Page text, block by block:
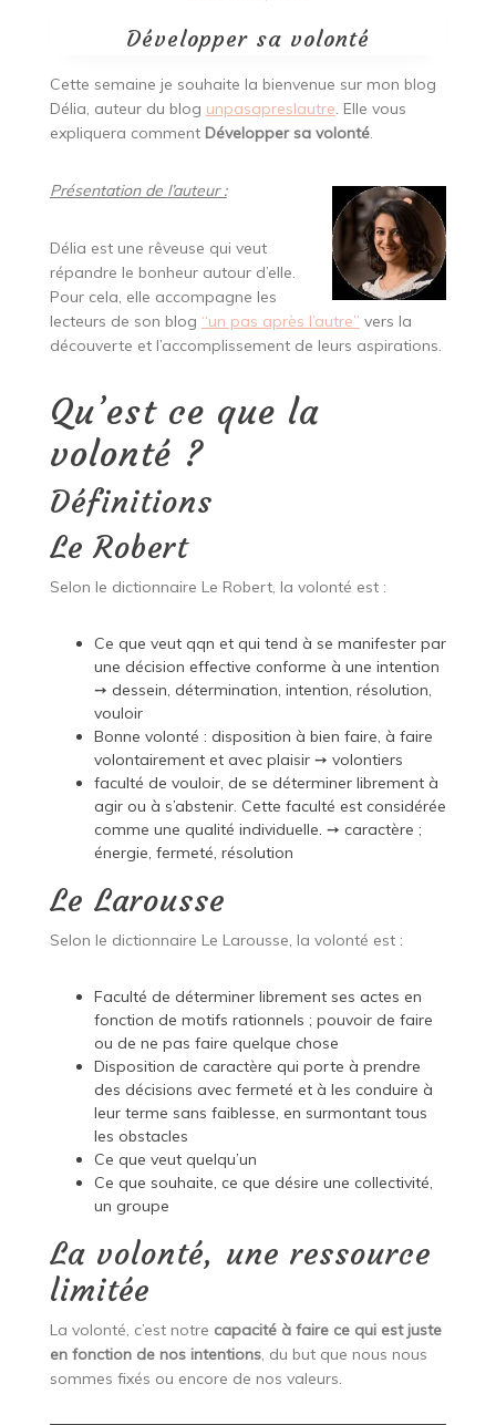
Développer sa volonté
Cette semaine je souhaite la bienvenue sur mon blog
Délia, auteur du blog unpasapreslautre. Elle vous
expliquera comment Développer sa volonté.
Présentation de l’auteur :
Délia est une rêveuse qui veut
répandre le bonheur autour d’elle.
Pour cela, elle accompagne les
lecteurs de son blog “un pas après l’autre” vers la
découverte et l’accomplissement de leurs aspirations.
Qu’est ce que la
volonté ?
Définitions
Le Robert
Selon le dictionnaire Le Robert, la volonté est :
Ce que veut qqn et qui tend à se manifester par
une décision effective conforme à une intention
➙ dessein, détermination, intention, résolution,
vouloir
Bonne volonté : disposition à bien faire, à faire
volontairement et avec plaisir ➙ volontiers
faculté de vouloir, de se déterminer librement à
agir ou à s’abstenir. Cette faculté est considérée
comme une qualité individuelle. ➙ caractère ;
énergie, fermeté, résolution
Le Larousse
Selon le dictionnaire Le Larousse, la volonté est :
Faculté de déterminer librement ses actes en
fonction de motifs rationnels ; pouvoir de faire
ou de ne pas faire quelque chose
Disposition de caractère qui porte à prendre
des décisions avec fermeté et à les conduire à
leur terme sans faiblesse, en surmontant tous
les obstacles
Ce que veut quelqu’un
Ce que souhaite, ce que désire une collectivité,
un groupe
La volonté, une ressource
limitée
La volonté, c’est notre capacité à faire ce qui est juste
en fonction de nos intentions, du but que nous nous
sommes fixés ou encore de nos valeurs.